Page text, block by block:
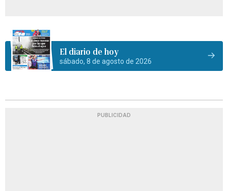
El diario de hoy
sábado, 8 de agosto de 2026
PUBLICIDAD